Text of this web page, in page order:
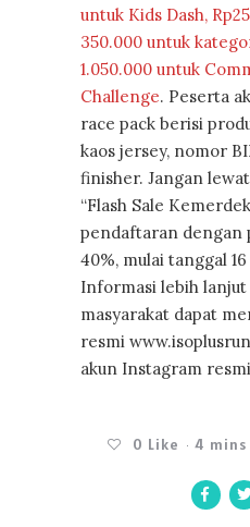
untuk Kids Dash,
350.000 untuk
1.050.000 untuk
Challenge. Peserta
race pack berisi
kaos jersey, nomor
finisher. Jangan
“Flash Sale
pendaftaran dengan
40%, mulai tanggal 16
Informasi lebih
masyarakat dapat
resmi
akun Instagram
0 Like 4 mins